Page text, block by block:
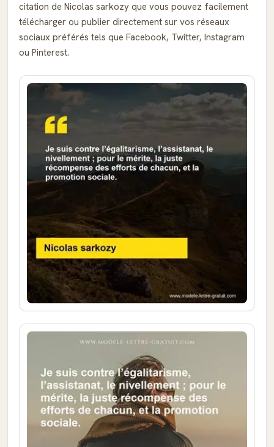
citation de Nicolas sarkozy que vous pouvez facilement
télécharger ou publier directement sur vos réseaux
sociaux préférés tels que Facebook, Twitter, Instagram
ou Pinterest.